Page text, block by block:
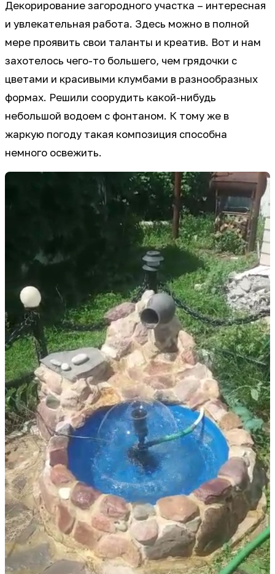
Декорирование загородного участка – интересная
и увлекательная работа. Здесь можно в полной
мере проявить свои таланты и креатив. Вот и нам
захотелось чего-то большего, чем грядочки с
цветами и красивыми клумбами в разнообразных
формах. Решили соорудить какой-нибудь
небольшой водоем с фонтаном. К тому же в
жаркую погоду такая композиция способна
немного освежить.